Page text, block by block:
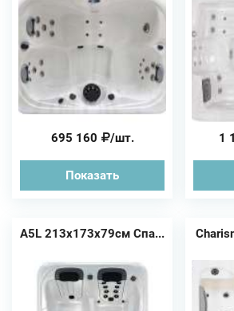
695 160 /шт.
Показать
1
A5L 213x173x79см Спа...